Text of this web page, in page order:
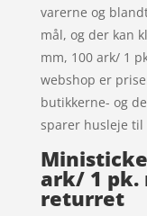
varerne og
mål, og der kan
mm, 100 ark/ 1
webshop er
butikkerne- og
sparer husleje
ark/ 1 pk.
returret